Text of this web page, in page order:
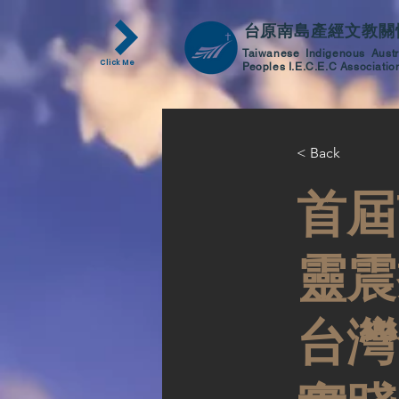
Click Me
台原南島產經文教
Taiwanese Indigenous
Peoples I.E.C.E.C
< Back
首
靈
台